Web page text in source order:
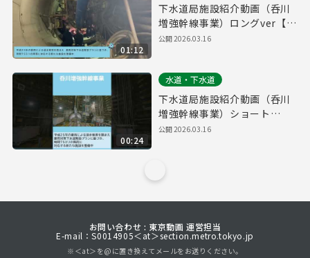
01:12
下水道局施設紹介動画（呑川
増強幹線事業）ロングver【東
京都下水道局】
公開2026.03.16
00:24
水道・下水道
下水道局施設紹介動画（呑川
増強幹線事業）ショート
ver【東京都下水道局】
公開2026.03.16
お問い合わせ : 東京動画 運営担当
E-mail：S0014905＜at＞section.metro.tokyo.jp
※＜at＞を@に置き換えてメールをお送りください。